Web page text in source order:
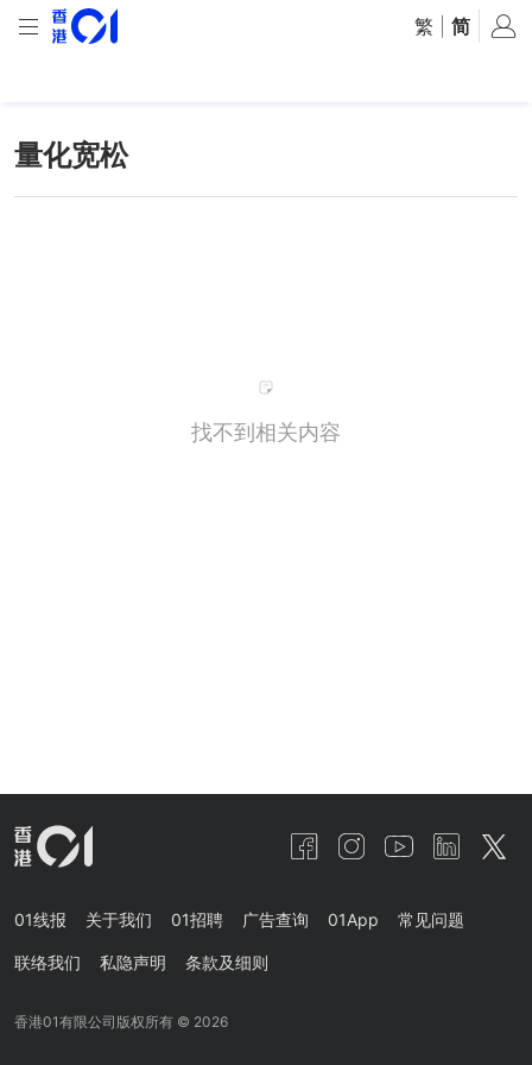
繁 简
量化宽松
找不到相关内容
01线报 关于我们 01招聘 广告查询 01App 常见问题
联络我们 私隐声明 条款及细则
香港01有限公司版权所有 © 2026